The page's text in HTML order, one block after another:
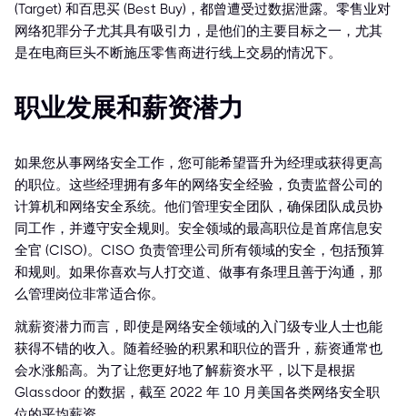
(Target) 和百思买 (Best Buy)，都曾遭受过数据泄露。零售业对
网络犯罪分子尤其具有吸引力，是他们的主要目标之一，尤其
是在电商巨头不断施压零售商进行线上交易的情况下。
职业发展和薪资潜力
如果您从事网络安全工作，您可能希望晋升为经理或获得更高
的职位。这些经理拥有多年的网络安全经验，负责监督公司的
计算机和网络安全系统。他们管理安全团队，确保团队成员协
同工作，并遵守安全规则。安全领域的最高职位是首席信息安
全官 (CISO)。CISO 负责管理公司所有领域的安全，包括预算
和规则。如果你喜欢与人打交道、做事有条理且善于沟通，那
么管理岗位非常适合你。
就薪资潜力而言，即使是网络安全领域的入门级专业人士也能
获得不错的收入。随着经验的积累和职位的晋升，薪资通常也
会水涨船高。为了让您更好地了解薪资水平，以下是根据
Glassdoor 的数据，截至 2022 年 10 月美国各类网络安全职